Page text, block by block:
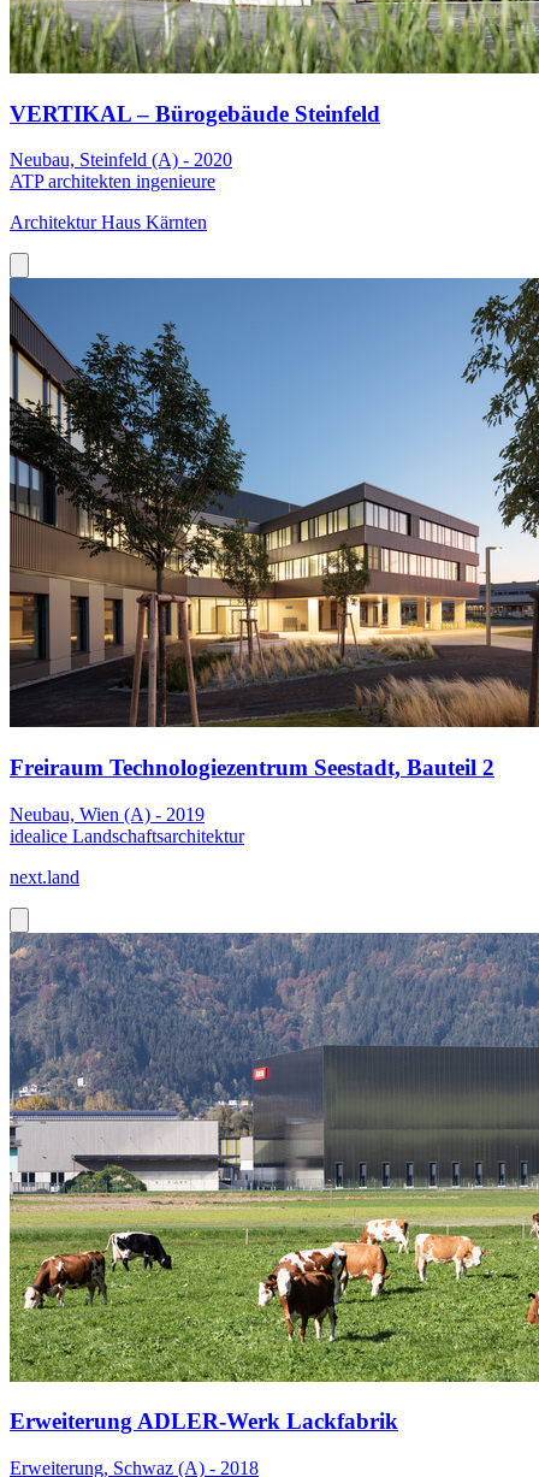
VERTIKAL – Bürogebäude Steinfeld
Neubau, Steinfeld (A) - 2020
ATP architekten ingenieure
Architektur Haus Kärnten
Freiraum Technologiezentrum Seestadt, Bauteil 2
Neubau, Wien (A) - 2019
idealice Landschaftsarchitektur
next.land
Erweiterung ADLER-Werk Lackfabrik
Erweiterung, Schwaz (A) - 2018